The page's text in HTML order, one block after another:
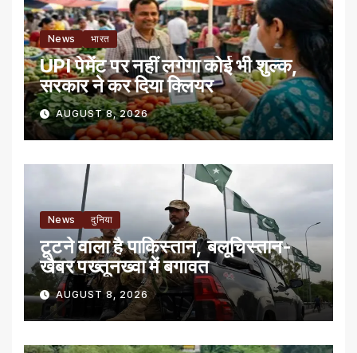
News भारत
UPI पेमेंट पर नहीं लगेगा कोई भी शुल्क,
सरकार ने कर दिया क्लियर
AUGUST 8, 2026
News दुनिया
टूटने वाला है पाकिस्तान, बलूचिस्तान-
खैबर पख्तूनख्वा में बगावत
AUGUST 8, 2026